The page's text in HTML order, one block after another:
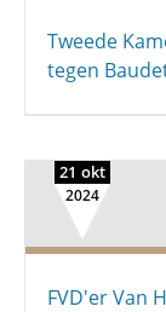
Tweede
tegen
21 okt
2024
FVD'er Van